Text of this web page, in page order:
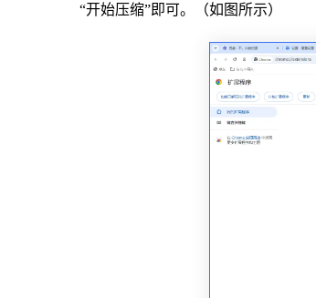
“开始压缩”即可。（如图所示）